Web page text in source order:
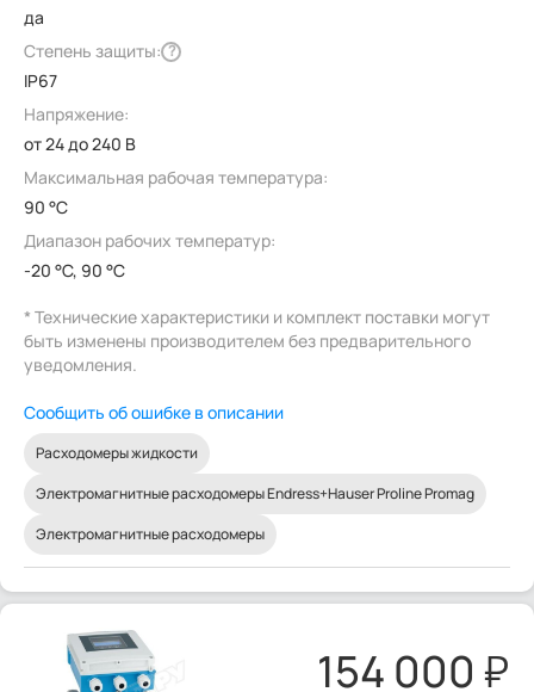
да
Степень защиты: ?
IP67
Напряжение:
от 24 до 240 В
Максимальная рабочая температура:
90 °C
Диапазон рабочих температур:
-20 °C, 90 °C
* Технические характеристики и комплект поставки могут
быть изменены производителем без предварительного
уведомления.
Сообщить об ошибке в описании
Расходомеры жидкости
Электромагнитные расходомеры Endress+Hauser Proline Promag
Электромагнитные расходомеры
154 000